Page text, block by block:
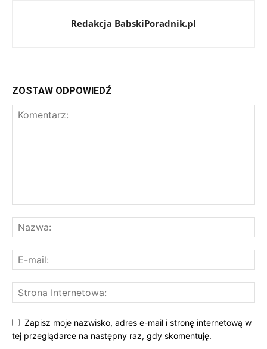
Redakcja BabskiPoradnik.pl
ZOSTAW ODPOWIEDŹ
Zapisz moje nazwisko, adres e-mail i stronę internetową w
tej przeglądarce na następny raz, gdy skomentuję.